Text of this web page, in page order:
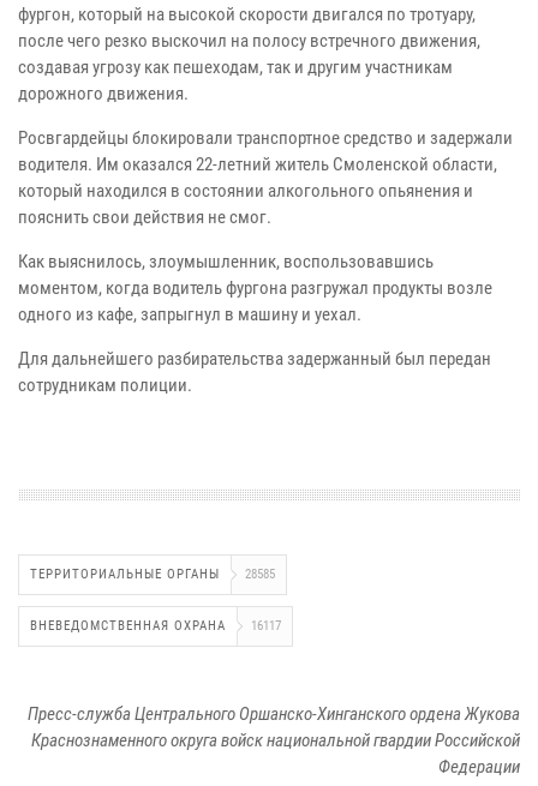
фургон, который на высокой скорости двигался по тротуару,
после чего резко выскочил на полосу встречного движения,
создавая угрозу как пешеходам, так и другим участникам
дорожного движения.
Росвгардейцы блокировали транспортное средство и задержали
водителя. Им оказался 22-летний житель Смоленской области,
который находился в состоянии алкогольного опьянения и
пояснить свои действия не смог.
Как выяснилось, злоумышленник, воспользовавшись
моментом, когда водитель фургона разгружал продукты возле
одного из кафе, запрыгнул в машину и уехал.
Для дальнейшего разбирательства задержанный был передан
сотрудникам полиции.
ТЕРРИТОРИАЛЬНЫЕ ОРГАНЫ 28585
ВНЕВЕДОМСТВЕННАЯ ОХРАНА 16117
Пресс-служба Центрального Оршанско-Хинганского ордена Жукова
Краснознаменного округа войск национальной гвардии Российской
Федерации